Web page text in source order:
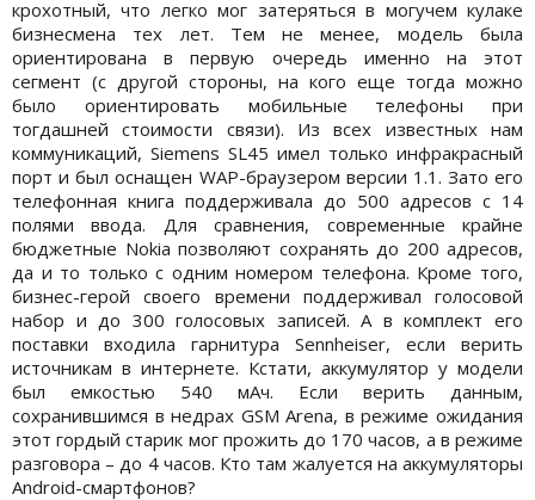
крохотный, что легко мог затеряться в могучем кулаке
бизнесмена тех лет. Тем не менее, модель была
ориентирована в первую очередь именно на этот
сегмент (с другой стороны, на кого еще тогда можно
было ориентировать мобильные телефоны при
тогдашней стоимости связи). Из всех известных нам
коммуникаций, Siemens SL45 имел только инфракрасный
порт и был оснащен WAP-браузером версии 1.1. Зато его
телефонная книга поддерживала до 500 адресов с 14
полями ввода. Для сравнения, современные крайне
бюджетные Nokia позволяют сохранять до 200 адресов,
да и то только с одним номером телефона. Кроме того,
бизнес-герой своего времени поддерживал голосовой
набор и до 300 голосовых записей. А в комплект его
поставки входила гарнитура Sennheiser, если верить
источникам в интернете. Кстати, аккумулятор у модели
был емкостью 540 мАч. Если верить данным,
сохранившимся в недрах GSM Arena, в режиме ожидания
этот гордый старик мог прожить до 170 часов, а в режиме
разговора – до 4 часов. Кто там жалуется на аккумуляторы
Android-смартфонов?